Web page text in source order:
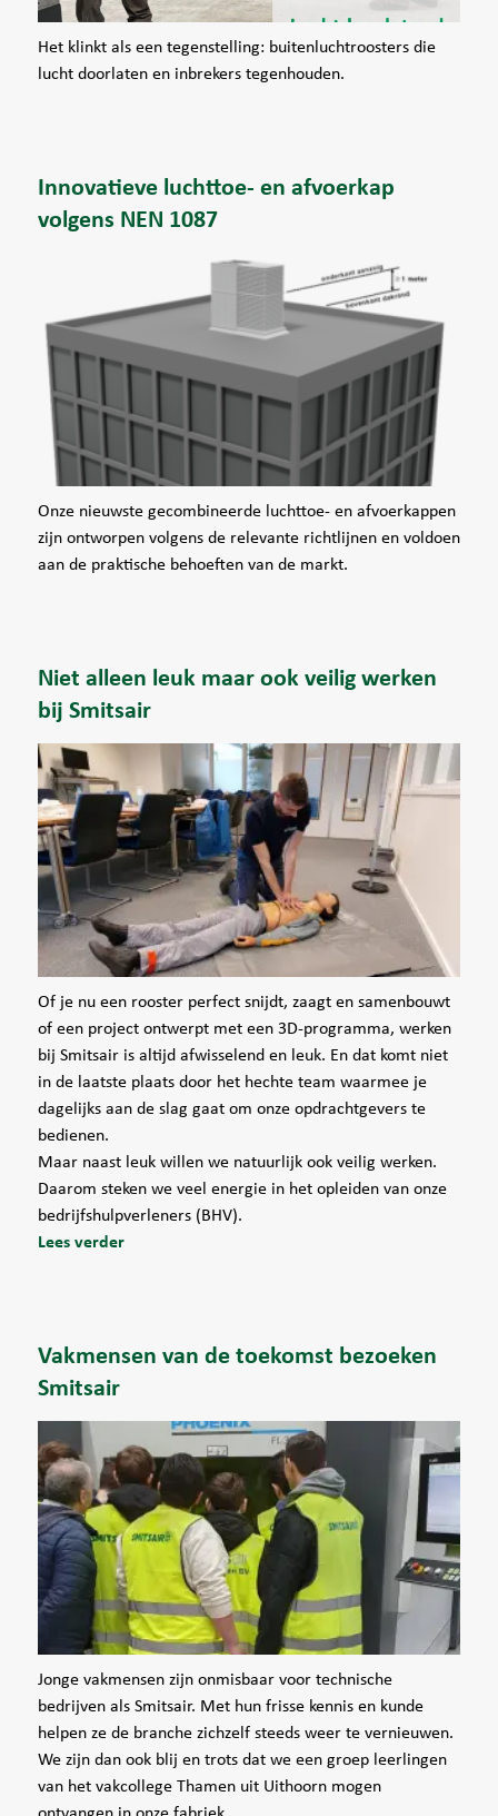
Het klinkt als een tegenstelling: buitenluchtroosters die
lucht doorlaten en inbrekers tegenhouden.
Innovatieve luchttoe- en afvoerkap
volgens NEN 1087
Onze nieuwste gecombineerde luchttoe- en afvoerkappen
zijn ontworpen volgens de relevante richtlijnen en voldoen
aan de praktische behoeften van de markt.
Niet alleen leuk maar ook veilig werken
bij Smitsair
Of je nu een rooster perfect snijdt, zaagt en samenbouwt
of een project ontwerpt met een 3D-programma, werken
bij Smitsair is altijd afwisselend en leuk. En dat komt niet
in de laatste plaats door het hechte team waarmee je
dagelijks aan de slag gaat om onze opdrachtgevers te
bedienen.
Maar naast leuk willen we natuurlijk ook veilig werken.
Daarom steken we veel energie in het opleiden van onze
bedrijfshulpverleners (BHV).
Lees verder
Vakmensen van de toekomst bezoeken
Smitsair
Jonge vakmensen zijn onmisbaar voor technische
bedrijven als Smitsair. Met hun frisse kennis en kunde
helpen ze de branche zichzelf steeds weer te vernieuwen.
We zijn dan ook blij en trots dat we een groep leerlingen
van het vakcollege Thamen uit Uithoorn mogen
ontvangen in onze fabriek.